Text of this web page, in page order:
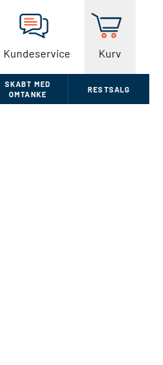
Kundeservice Kurv
SKABT MED
OMTANKE
RESTSALG